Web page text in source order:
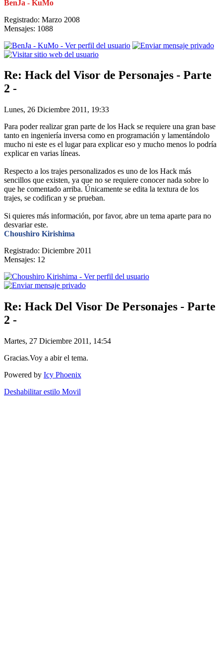
BenJa - KuMo
Registrado: Marzo 2008
Mensajes: 1088
Re: Hack del Visor de Personajes - Parte
2 -
Lunes, 26 Diciembre 2011, 19:33
Para poder realizar gran parte de los Hack se requiere una gran base
tanto en ingeniería inversa como en programación y lamentándolo
mucho ni este es el lugar para explicar eso y mucho menos lo podría
explicar en varias líneas.
Respecto a los trajes personalizados es uno de los Hack más
sencillos que existen, ya que no se requiere conocer nada sobre lo
que he comentado arriba. Únicamente se edita la textura de los
trajes, se codifican y se prueban.
Si quieres más información, por favor, abre un tema aparte para no
desvariar este.
Choushiro Kirishima
Registrado: Diciembre 2011
Mensajes: 12
Re: Hack Del Visor De Personajes - Parte
2 -
Martes, 27 Diciembre 2011, 14:54
Gracias.Voy a abir el tema.
Powered by Icy Phoenix
Deshabilitar estilo Movil